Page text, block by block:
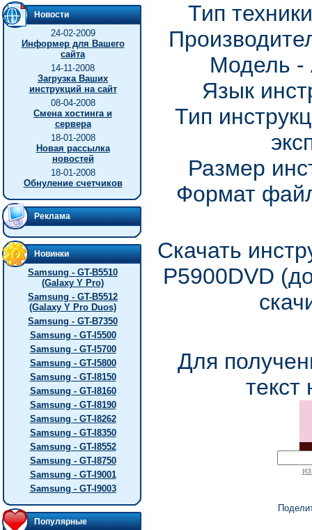
Новости
24-02-2009
Информер для Вашего
сайта
14-11-2008
Загрузка Ваших
инструкций на сайт
08-04-2008
Смена хостинга и
сервера
18-01-2008
Новая рассылка
новостей
18-01-2008
Обнуление счетчиков
Реклама
Новинки
Samsung - GT-B5510
(Galaxy Y Pro)
Samsung - GT-B5512
(Galaxy Y Pro Duos)
Samsung - GT-B7350
Samsung - GT-I5500
Samsung - GT-I5700
Samsung - GT-I5800
Samsung - GT-I8150
Samsung - GT-I8160
Samsung - GT-I8190
Samsung - GT-I8262
Samsung - GT-I8350
Samsung - GT-I8552
Samsung - GT-I8750
Samsung - GT-I9001
Samsung - GT-I9003
Популярные
Тип
Модель -
Язык
Тип
Размер
Формат
Скачать
P5900DVD
Для
текст